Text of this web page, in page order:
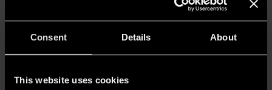
Consent Details About
This website uses cookies
difetti, così come lavorare la pelle piuttosto che
metalli, marmi o essenze mi ha permesso di
con differenti realtà, dalla piccola impresa